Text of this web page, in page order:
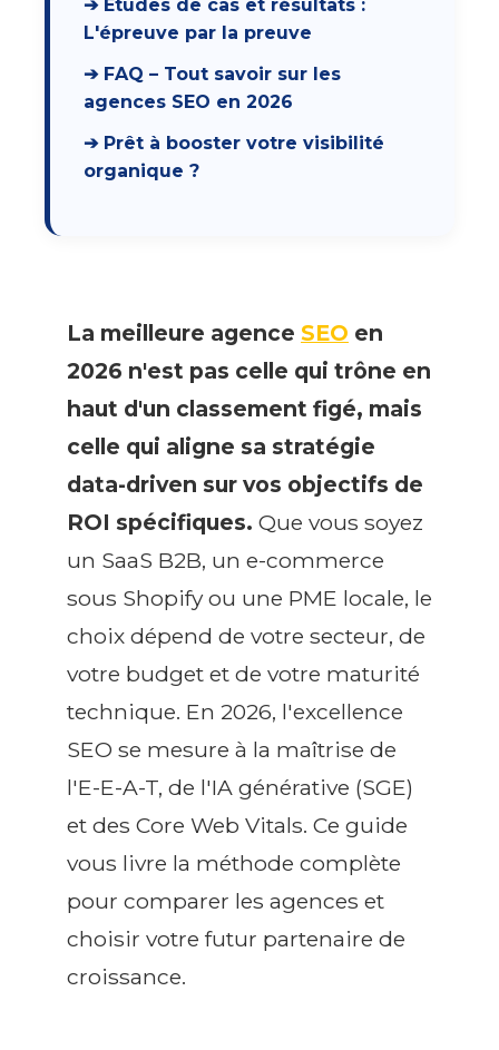
➔ Études de cas et résultats :
L'épreuve par la preuve
➔ FAQ – Tout savoir sur les
agences SEO en 2026
➔ Prêt à booster votre visibilité
organique ?
La meilleure agence SEO en
2026 n'est pas celle qui trône en
haut d'un classement figé, mais
celle qui aligne sa stratégie
data-driven sur vos objectifs de
ROI spécifiques. Que vous soyez
un SaaS B2B, un e-commerce
sous Shopify ou une PME locale, le
choix dépend de votre secteur, de
votre budget et de votre maturité
technique. En 2026, l'excellence
SEO se mesure à la maîtrise de
l'E-E-A-T, de l'IA générative (SGE)
et des Core Web Vitals. Ce guide
vous livre la méthode complète
pour comparer les agences et
choisir votre futur partenaire de
croissance.